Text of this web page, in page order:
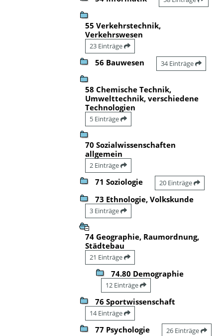
55 Verkehrstechnik,
Verkehrswesen
23 Einträge
56 Bauwesen 34 Einträge
58 Chemische Technik,
Umwelttechnik, verschiedene
Technologien
5 Einträge
70 Sozialwissenschaften
allgemein
2 Einträge
71 Soziologie 20 Einträge
73 Ethnologie, Volkskunde
3 Einträge
74 Geographie, Raumordnung,
Städtebau
21 Einträge
74.80 Demographie
12 Einträge
76 Sportwissenschaft
14 Einträge
77 Psychologie 26 Einträge